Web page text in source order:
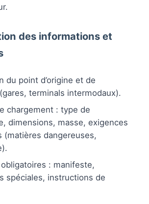
des informations et
du point d’origine et de
terminals intermodaux).
chargement : type de
dimensions, masse, exigences
(matières dangereuses,
: manifeste,
spéciales, instructions de